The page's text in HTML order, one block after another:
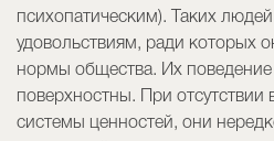
психопатическим). Таких людей
удовольствиям, ради которых
нормы общества. Их поведение
поверхностны. При
системы ценностей, они